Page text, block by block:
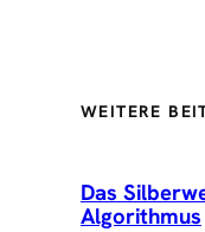
WEITERE
Das
Algorithmus